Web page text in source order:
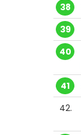
38
39
40
41
42.